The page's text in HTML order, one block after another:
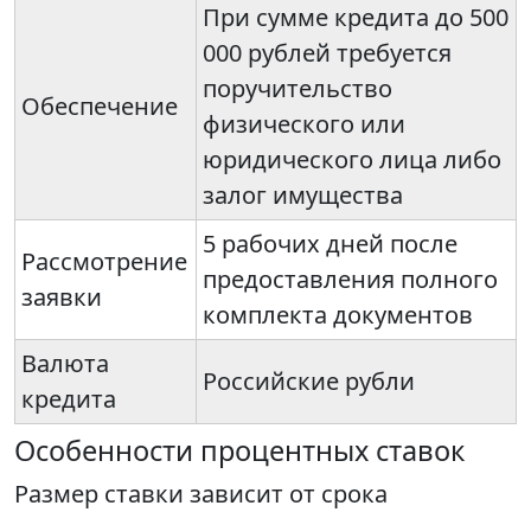
Обеспечение
При сумме кредита до 500
000 рублей требуется
поручительство
физического или
юридического лица либо
залог имущества
Рассмотрение
заявки
5 рабочих дней после
предоставления полного
комплекта документов
Валюта
кредита
Российские рубли
Особенности процентных ставок
Размер ставки зависит от срока